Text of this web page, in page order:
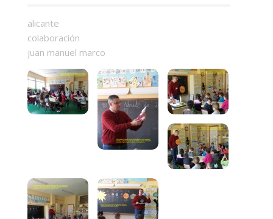
alicante
colaboración
juan manuel marco